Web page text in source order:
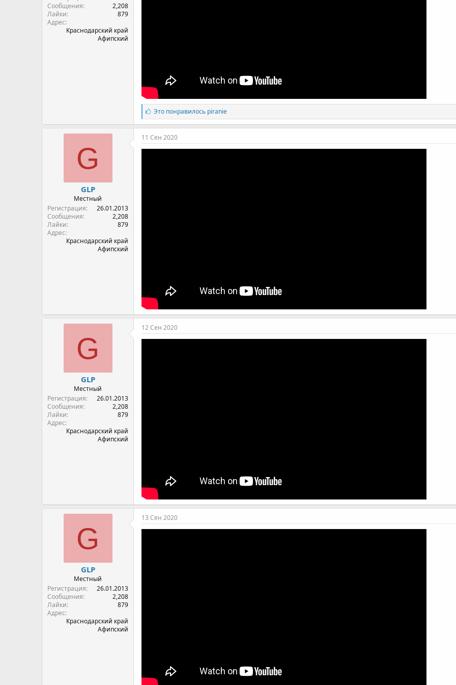
Сообщения
2,208
Лайки
879
Адрес
Краснодарский край
Афипский
Л
а
й
к
:
Это понравилось piranie
G
GLP
Местный
Регистрация
26.01.2013
Сообщения
2,208
Лайки
879
Адрес
Краснодарский край
Афипский
11 Сен 2020
G
GLP
Местный
Регистрация
26.01.2013
Сообщения
2,208
Лайки
879
Адрес
Краснодарский край
Афипский
12 Сен 2020
G
GLP
Местный
Регистрация
26.01.2013
Сообщения
2,208
Лайки
879
Адрес
Краснодарский край
Афипский
13 Сен 2020